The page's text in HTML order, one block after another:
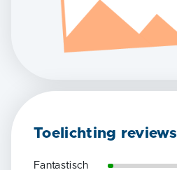
Toelichting reviews
Fantastisch